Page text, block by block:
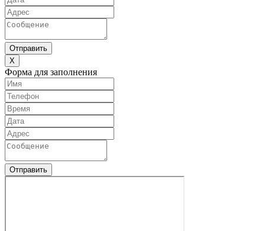
Отправить
X
Форма для заполнения
Отправить